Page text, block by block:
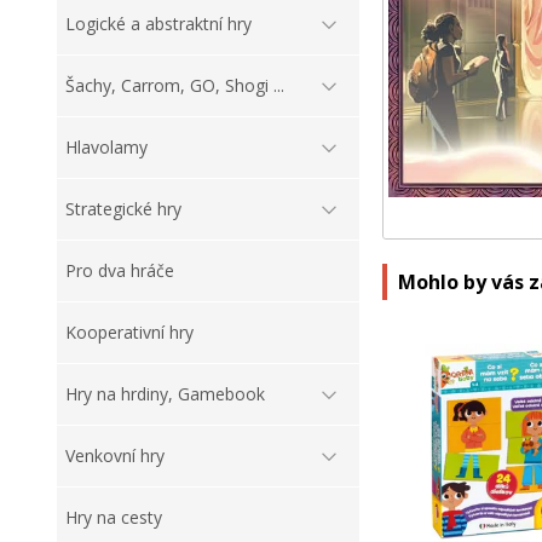
Logické a abstraktní hry
Šachy, Carrom, GO, Shogi ...
Hlavolamy
Strategické hry
Pro dva hráče
Kooperativní hry
Hry na hrdiny, Gamebook
Venkovní hry
Hry na cesty
Mohlo by vás